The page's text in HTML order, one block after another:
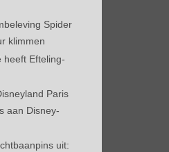
Spider
klimmen
heeft Efteling-
Paris
aan Disney-
uit: